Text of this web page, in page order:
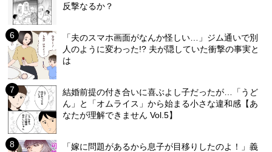
反撃なるか？
「夫のスマホ画面がなんか怪しい…」ジム通いで別
人のように変わった!? 夫が隠していた衝撃の事実と
は
結婚前提の付き合いに喜ぶよし子だったが…「うど
ん」と「オムライス」から始まる小さな違和感【あ
なたが理解できません Vol.5】
「嫁に問題があるから息子が目移りしたのよ！」義